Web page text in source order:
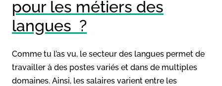
pour les métiers des
langues ?
Comme tu l’as vu, le secteur des langues permet de
travailler à des postes variés et dans de multiples
domaines. Ainsi, les salaires varient entre les